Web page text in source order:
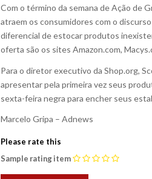
Com o término da semana de Ação de
atraem os consumidores com o
diferencial de estocar produtos
oferta são os sites Amazon.com,
Para o diretor executivo da Shop.org,
apresentar pela primeira vez seus
sexta-feira negra para encher seus
Marcelo Gripa – Adnews
Please rate this
Sample rating item